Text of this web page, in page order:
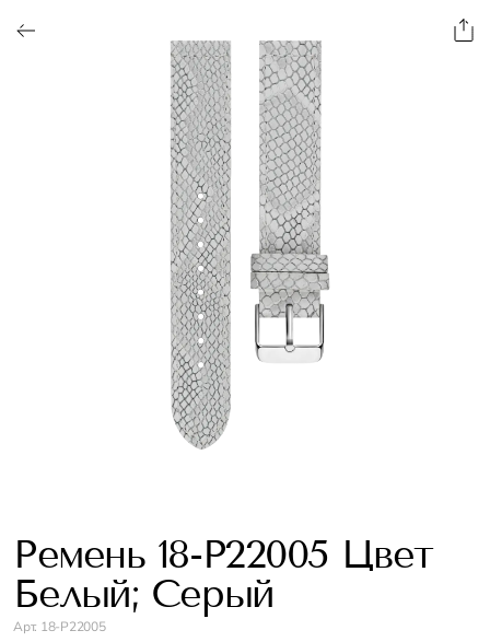
Ремень 18-P22005 Цвет
Белый; Серый
Арт. 18-P22005